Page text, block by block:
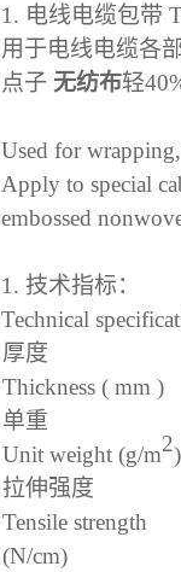
1. 电线电缆包带
用于电线电缆各
点子 无纺布轻
Used for
Apply to special
embossed
1. 技术指标：
Technical
厚度
Thickness ( mm )
单重
Unit weight (g/m2)
拉伸强度
Tensile strength
(N/cm)